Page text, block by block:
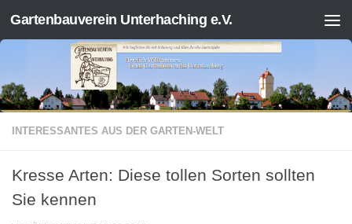
Zum Inhalt springen
Gartenbauverein Unterhaching e.V.
INTERESSANTES AUS DER GARTEN-WELT
Kresse Arten: Diese tollen Sorten sollten
Sie kennen